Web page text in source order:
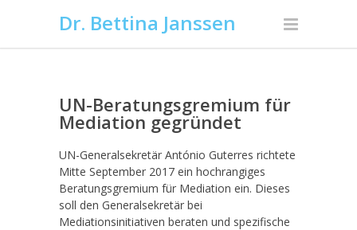
Dr. Bettina Janssen
UN-Beratungsgremium für
Mediation gegründet
UN-Generalsekretär António Guterres richtete
Mitte September 2017 ein hochrangiges
Beratungsgremium für Mediation ein. Dieses
soll den Generalsekretär bei
Mediationsinitiativen beraten und spezifische